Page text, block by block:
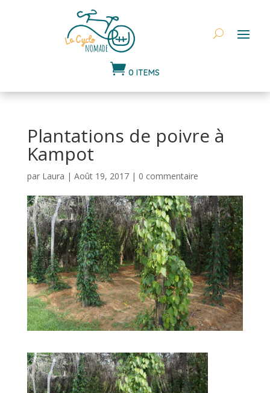
 0 ITEMS
Plantations de poivre à
Kampot
par Laura | Août 19, 2017| 0 commentaire